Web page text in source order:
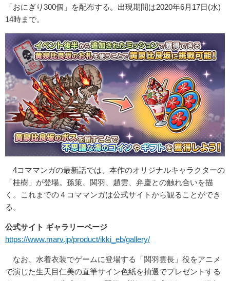
「おにぎり300個」を配布する。出現期間は2020年6月17日(水)
14時まで。
4コママンガの最新話では、本作のオリジナルキャラクターの
「桂樹」が登場。孫策、関羽、趙雲、弁慶との触れ合いを描
く。これまでの４コママンガは公式サイトから観ることができ
る。
公式サイト ギャラリーページ
https://www.marv.jp/product/ikki_eb/gallery/
なお、水着衣装でゲームに登場する「関羽雲長」役をアニメ
で演じた生天目仁美の直筆サイン色紙を抽選でプレゼントする